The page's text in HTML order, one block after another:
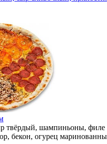
твёрдый, шампиньоны, филе
бекон, огурец